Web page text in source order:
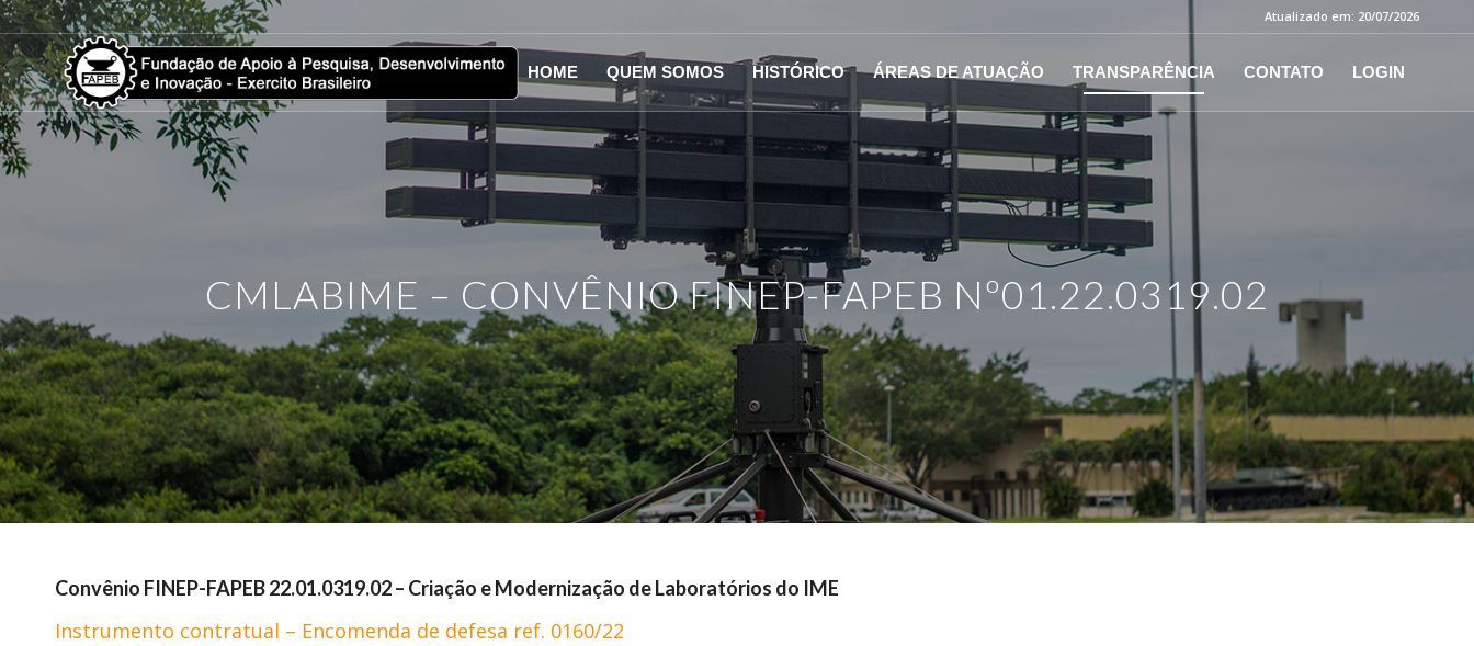
Atualizado em: 20/07/2026
HOME QUEM SOMOS HISTÓRICO ÁREAS DE ATUAÇÃO TRANSPARÊNCIA CONTATO LOGIN
CMLABIME – CONVÊNIO FINEP-FAPEB Nº01.22.0319.02
Convênio FINEP-FAPEB 22.01.0319.02 – Criação e Modernização de Laboratórios do IME
Instrumento contratual – Encomenda de defesa ref. 0160/22